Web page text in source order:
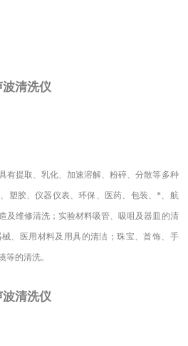
清洗仪
有提取、乳化、加速溶解、粉碎、分散等多种
塑胶、仪器仪表、环保、医药、包装、*、航
及维修清洗；实验材料吸管、吸咀及器皿的清
、医用材料及用具的清洁；珠宝、首饰、手
等的清洗。
清洗仪